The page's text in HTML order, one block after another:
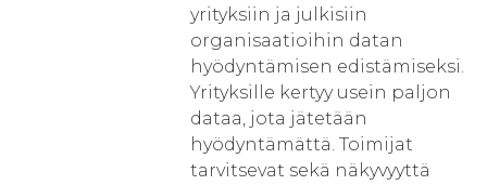
yrityksiin ja julkisiin
organisaatioihin datan
hyödyntämisen edistämiseksi.
Yrityksille kertyy usein paljon
dataa, jota jätetään
hyödyntämättä. Toimijat
tarvitsevat sekä näkyvyyttä